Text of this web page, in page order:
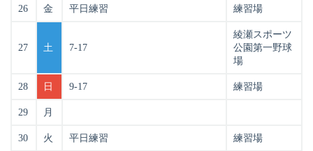
26 金 平日練習 練習場
27 土 7-17
綾瀬スポーツ
公園第一野球
場
28 日 9-17 練習場
29 月
30 火 平日練習 練習場